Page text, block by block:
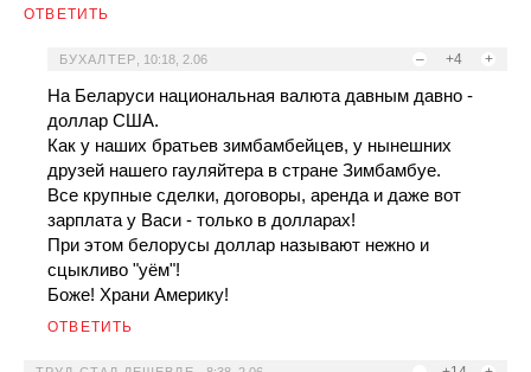
ОТВЕТИТЬ
– +4 +
БУХАЛТЕР 10:18, 2.06
На Беларуси национальная валюта давным давно -
доллар США.
Как у наших братьев зимбамбейцев, у нынешних
друзей нашего гауляйтера в стране Зимбамбуе.
Все крупные сделки, договоры, аренда и даже вот
зарплата у Васи - только в долларах!
При этом белорусы доллар называют нежно и
сцыкливо "уём"!
Боже! Храни Америку!
ОТВЕТИТЬ